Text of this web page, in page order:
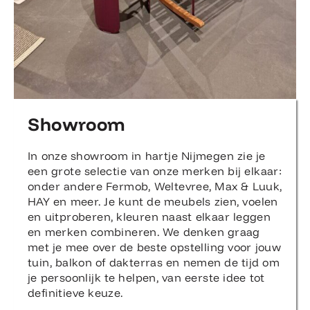
Showroom
In onze showroom in hartje Nijmegen zie je
een grote selectie van onze merken bij elkaar:
onder andere Fermob, Weltevree, Max & Luuk,
HAY en meer. Je kunt de meubels zien, voelen
en uitproberen, kleuren naast elkaar leggen
en merken combineren. We denken graag
met je mee over de beste opstelling voor jouw
tuin, balkon of dakterras en nemen de tijd om
je persoonlijk te helpen, van eerste idee tot
definitieve keuze.